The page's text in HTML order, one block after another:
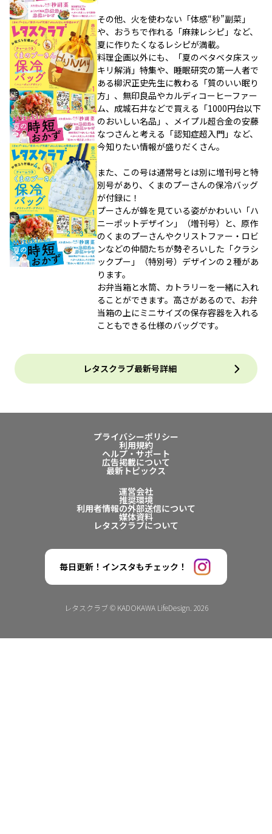
その他、火を使わない「体感“秒”副菜」
や、おうちで作れる「麻辣レシピ」など、
夏に作りたくなるレシピが満載。
料理企画以外にも、「夏のベタベタ床スッ
キリ解消」特集や、睡眠研究の第一人者で
ある柳沢正史先生に教わる「質のいい眠り
方」、無印良品やカルディコーヒーファー
ム、成城石井などで買える「1000円台以下
のおいしい名品」、メイプル超合金の安藤
なつさんと考える「認知症超入門」など、
今知りたい情報が盛りだくさん。
また、この号は通常号とは別に増刊号と特
別号があり、くまのプーさんの保冷バッグ
が付録に！
プーさんが蜂を見ている姿がかわいい「ハ
ニーポットデザイン」（増刊号）と、原作
のくまのプーさんやクリストファー・ロビ
ンなどの仲間たちが勢ぞろいした「クラシ
ックプー」（特別号）デザインの２種があ
ります。
お弁当箱と水筒、カトラリーを一緒に入れ
ることができます。高さがあるので、お弁
当箱の上にミニサイズの保存容器を入れる
こともできる仕様のバッグです。
レタスクラブ最新号詳細
プライバシーポリシー
利用規約
ヘルプ・サポート
広告掲載について
最新トピックス
運営会社
推奨環境
利用者情報の外部送信について
媒体資料
レタスクラブについて
毎日更新！インスタもチェック！
レタスクラブ © KADOKAWA LifeDesign. 2026